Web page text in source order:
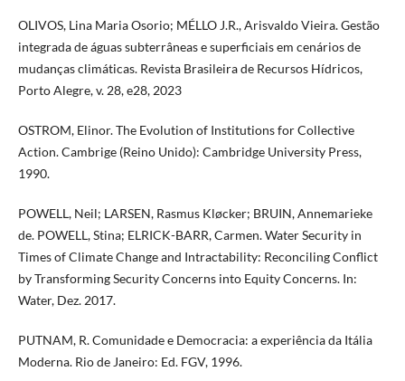
OLIVOS, Lina Maria Osorio; MÉLLO J.R., Arisvaldo Vieira. Gestão
integrada de águas subterrâneas e superficiais em cenários de
mudanças climáticas. Revista Brasileira de Recursos Hídricos,
Porto Alegre, v. 28, e28, 2023
OSTROM, Elinor. The Evolution of Institutions for Collective
Action. Cambrige (Reino Unido): Cambridge University Press,
1990.
POWELL, Neil; LARSEN, Rasmus Kløcker; BRUIN, Annemarieke
de. POWELL, Stina; ELRICK-BARR, Carmen. Water Security in
Times of Climate Change and Intractability: Reconciling Conflict
by Transforming Security Concerns into Equity Concerns. In:
Water, Dez. 2017.
PUTNAM, R. Comunidade e Democracia: a experiência da Itália
Moderna. Rio de Janeiro: Ed. FGV, 1996.